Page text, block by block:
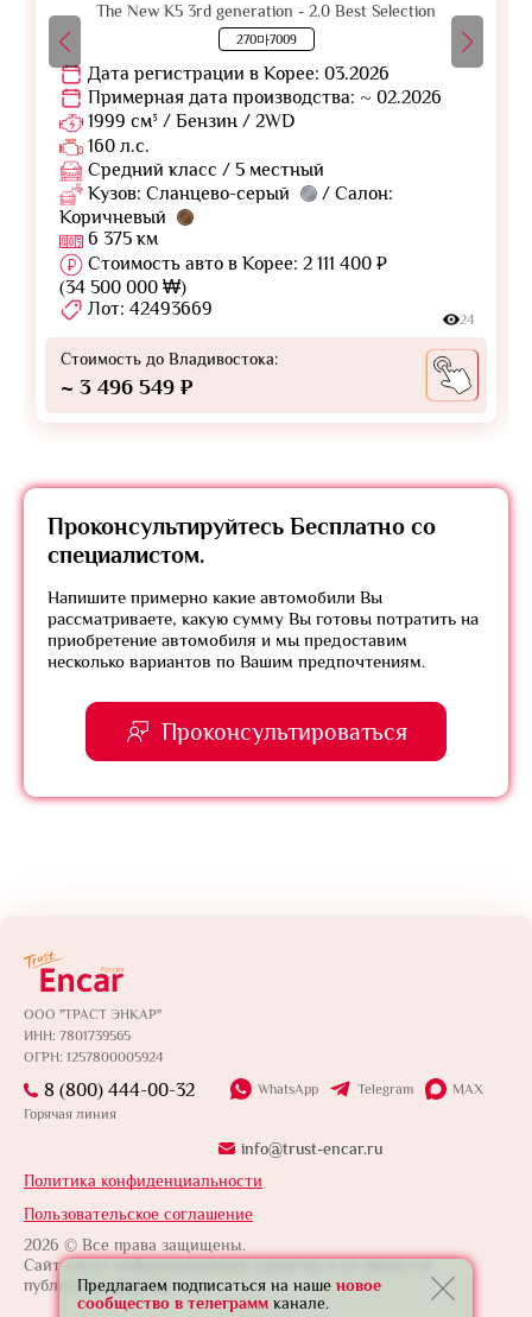
The New K5 3rd generation - 2.0 Best Selection
270마7009
Дата регистрации в Корее: 03.2026
Примерная дата производства: ~ 02.2026
1999 см³ / Бензин / 2WD
160 л.с.
Средний класс / 5 местный
Кузов: Сланцево-серый
/ Салон:
Коричневый
6 375 км
Стоимость авто в Корее: 2 111 400 ₽
(34 500 000 ₩)
Лот: 42493669
24
Стоимость до Владивостока:
~ 3 496 549 ₽
Проконсультируйтесь Бесплатно со
специалистом.
Напишите примерно какие автомобили Вы
рассматриваете, какую сумму Вы готовы потратить на
приобретение автомобиля и мы предоставим
несколько вариантов по Вашим предпочтениям.
Проконсультироваться
ООО "ТРАСТ ЭНКАР"
ИНН: 7801739565
ОГРН: 1257800005924
Политика конфиденциальности
Пользовательское соглашение
2026 © Все права защищены.
Сайт носит информационный характер и не является
публичной офертой.
8 (800) 444-00-32
Горячая линия
WhatsApp Telegram MAX
info@trust-encar.ru
Предлагаем подписаться на наше новое
сообщество в телеграмм канале.